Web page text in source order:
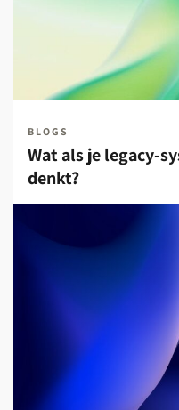
BLOGS
Wat als je legacy-
denkt?